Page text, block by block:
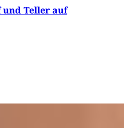
Teller auf